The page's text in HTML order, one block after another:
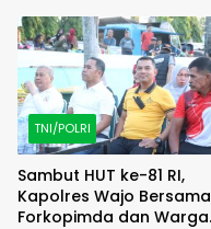
TNI/POLRI
Sambut HUT ke-81 RI,
Kapolres Wajo Bersama
Forkopimda dan Warga